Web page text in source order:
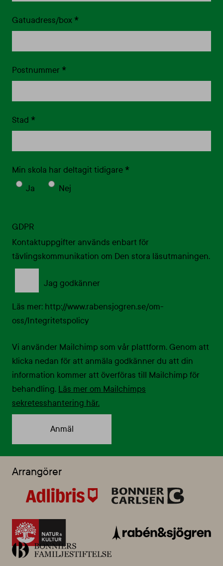
Gatuadress/box *
Postnummer *
Stad *
Min skola har deltagit tidigare *
Ja Nej
GDPR
Kontaktuppgifter används enbart för
tävlingskommunikation om Den stora läsutmaningen.
Jag godkänner
Läs mer: http://www.rabensjogren.se/om-
oss/Integritetspolicy
Vi använder Mailchimp som vår plattform. Genom att
klicka nedan för att anmäla godkänner du att din
information kommer att överföras till Mailchimp för
behandling. Läs mer om Mailchimps
sekretesshantering här.
Arrangörer